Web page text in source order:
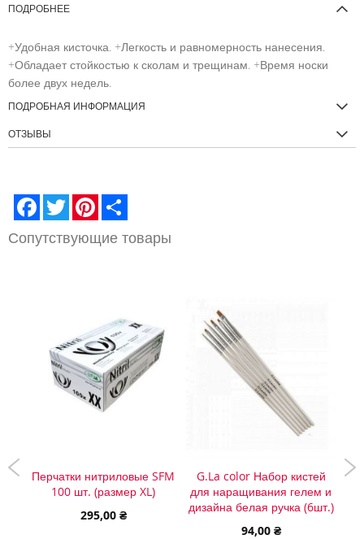
ПОДРОБНЕЕ
+Удобная кисточка. +Легкость и равномерность нанесения.
+Обладает стойкостью к сколам и трещинам. +Время носки
более двух недель.
ПОДРОБНАЯ ИНФОРМАЦИЯ
ОТЗЫВЫ
Facebook
Twitter Pinterest
Сопутствующие товары
Перчатки нитриловые SFM
100 шт. (размер XL)
295,00 ₴
G.La color Набор кистей
для наращивания гелем и
дизайна белая ручка (6шт.)
94,00 ₴